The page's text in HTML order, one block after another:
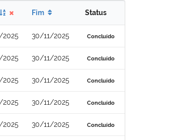
Fim Status
30/11/2025 Concluído
30/11/2025 Concluído
30/11/2025 Concluído
30/11/2025 Concluído
30/11/2025 Concluído